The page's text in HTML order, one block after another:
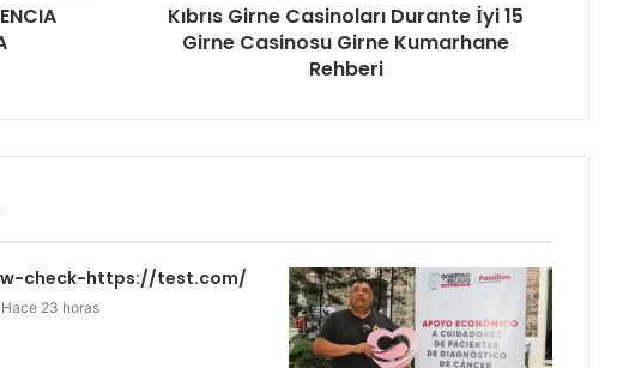
Kıbrıs Girne Casinoları Durante İyi 15
Girne Casinosu Girne Kumarhane
Rehberi
check-https://test.com/
Hace 23 horas